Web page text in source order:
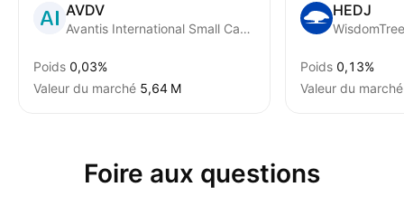
AVDV
Avantis International Small Cap Value ETF
Poids 0,03%
Valeur du marché ‪5,64 M‬
HEDJ
Poids 0,13%
Valeur du marché
Foire aux questions